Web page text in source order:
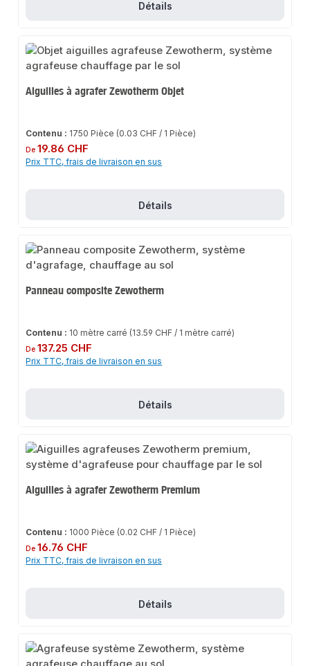
Détails
Aiguilles à agrafer Zewotherm Objet
Contenu : 1750 Pièce (0.03 CHF / 1 Pièce)
Prix régulier :
De19.86 CHF
Prix TTC, frais de livraison en sus
Détails
Panneau composite Zewotherm
Contenu : 10 mètre carré (13.59 CHF / 1 mètre carré)
Prix régulier :
De137.25 CHF
Prix TTC, frais de livraison en sus
Détails
Aiguilles à agrafer Zewotherm Premium
Contenu : 1000 Pièce (0.02 CHF / 1 Pièce)
Prix régulier :
De16.76 CHF
Prix TTC, frais de livraison en sus
Détails